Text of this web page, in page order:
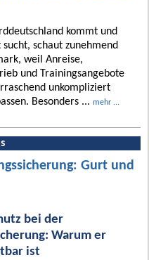
kommt und
sucht, schaut zunehmend
weil Anreise,
und Trainingsangebote
unkompliziert
Besonders ... mehr ...
Gurt und
bei der
Warum er
ist